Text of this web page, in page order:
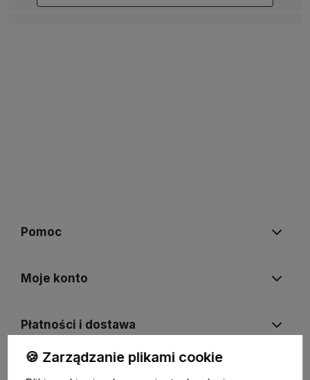
Pomoc
Moje konto
Płatności i dostawa
🍪 Zarządzanie plikami cookie